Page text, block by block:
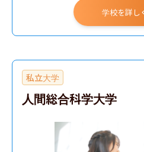
学校を詳し
私立大学
人間総合科学大学